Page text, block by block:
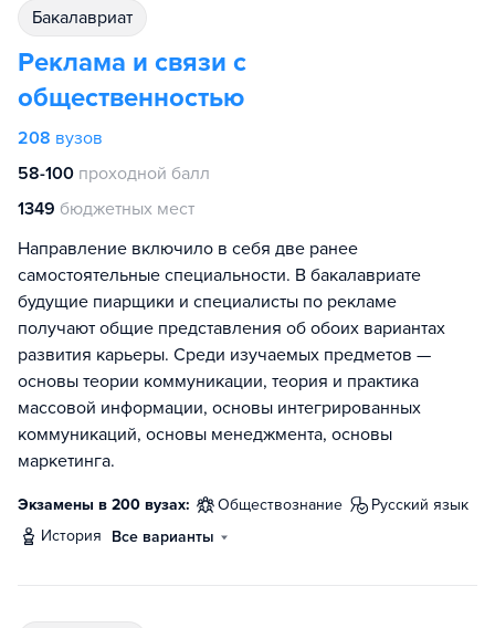
бакалавриат
Реклама и связи с
общественностью
208 вузов
58-100 проходной балл
1349 бюджетных мест
Направление включило в себя две ранее
самостоятельные специальности. В бакалавриате
будущие пиарщики и специалисты по рекламе
получают общие представления об обоих вариантах
развития карьеры. Среди изучаемых предметов —
основы теории коммуникации, теория и практика
массовой информации, основы интегрированных
коммуникаций, основы менеджмента, основы
маркетинга.
Экзамены в 200 вузах: обществознание
русский язык
история
Все варианты